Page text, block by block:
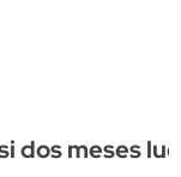
dos meses